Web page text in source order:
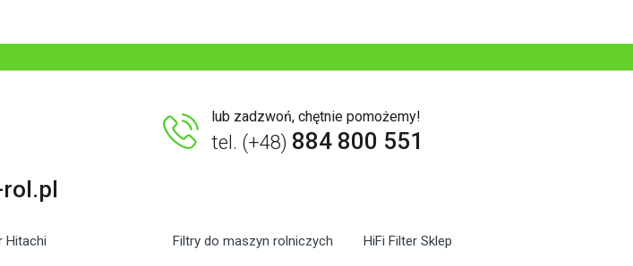
lub zadzwoń, chętnie pomożemy!
tel. (+48) 884 800 551
Hitachi Filtry do maszyn rolniczych HiFi Filter Sklep